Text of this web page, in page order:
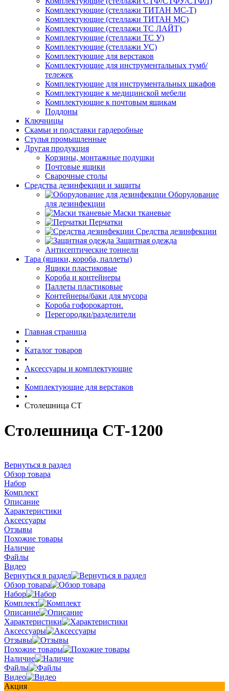
Комплектующие (стеллажи ТИТАН МС-Т)
Комплектующие (стеллажи ТИТАН МС)
Комплектующие (стеллажи ТС ЛАЙТ)
Комплектующие (стеллажи ТС У)
Комплектующие (стеллажи УС)
Комплектующие для верстаков
Комплектующие для инструментальных тумб/
тележек
Комплектующие для инструментальных шкафов
Комплектующие к медицинской мебели
Комплектующие к почтовым ящикам
Поддоны
Ключницы
Скамьи и подставки гардеробные
Стулья промышленные
Другая продукция
Корзины, монтажные подушки
Почтовые ящики
Сварочные столы
Средства дезинфекции и защиты
Оборудование
для дезинфекции
Маски тканевые
Перчатки
Средства дезинфекции
Защитная одежда
Антисептические тоннели
Тара (ящики, короба, паллеты)
Ящики пластиковые
Короба и контейнеры
Паллеты пластиковые
Контейнеры/баки для мусора
Короба гофорокартон.
Перегородки/разделители
Главная страница
•
Каталог товаров
•
Аксессуары и комплектующие
•
Комплектующие для верстаков
•
Столешница СТ
Столешница СТ-1200
Вернуться в раздел
Обзор товара
Набор
Комплект
Описание
Характеристики
Аксессуары
Отзывы
Похожие товары
Наличие
Файлы
Видео
Вернуться в раздел
Обзор товара
Набор
Комплект
Описание
Характеристики
Аксессуары
Отзывы
Похожие товары
Наличие
Файлы
Видео
Акция